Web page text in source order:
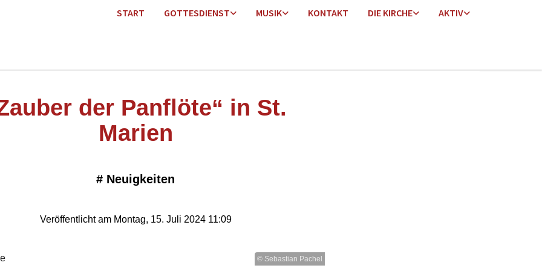
START GOTTESDIENST MUSIK KONTAKT DIE KIRCHE AKTIV
der Panflöte“ in St.
Marien
# Neuigkeiten
Veröffentlicht am Montag, 15. Juli 2024 11:09
© Sebastian Pachel